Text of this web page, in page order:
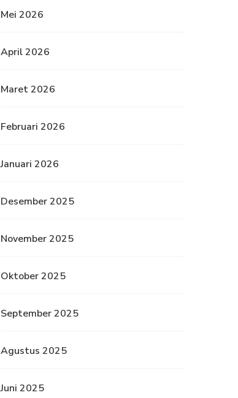
Mei 2026
April 2026
Maret 2026
Februari 2026
Januari 2026
Desember 2025
November 2025
Oktober 2025
September 2025
Agustus 2025
Juni 2025